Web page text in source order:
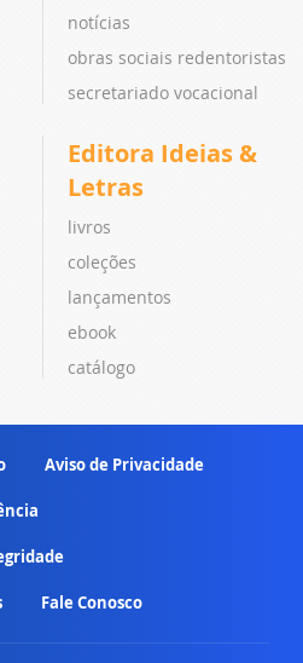
notícias
obras sociais redentoristas
secretariado vocacional
Editora Ideias &
Letras
livros
coleções
lançamentos
ebook
catálogo
Aviso de Privacidade
Fale Conosco